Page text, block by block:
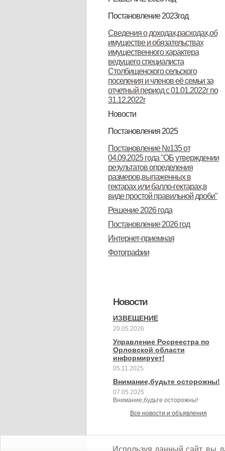
Решение "О бюджете
поселения Дмитровского района
Орловской области на 2023 год и
плановый период 2024 и 2025
годов"
Постановление 2023год
несанкционированного
неконтролируемого проведения
палов сухой травы на территории
Столбищенского сельского
поселения"
Сведения о доходах,расходах,об
имуществе и обязательствах
имущественного характера
ведущего специалиста
Столбищенского сельского
поселения и членов её семьи за
отчетный период с 01.01.2022г по
31.12.2022г
Новости
Извещение о завершении ГКО
Остановим палы сухой травы
Постановления 2025
Постановление №44 от 11.11.2024
Решение 2025 год
Постановление №135 от
04.09.2025 года "ОБ утверждении
результатов определения
размеров,выпаженных в
гектарах или балло-гектарах,в
виде простой правильной дроби"
Решение 2026 года
Постановление 2026 год
Интернет-приемная
Фотографии
Новости
ИЗВЕЩЕНИЕ
20.05.2026
Управление Росреестра по
Орловской области
информирует!
05.11.2025
Внимание,будьте осторожны!
07.05.2025
Внимание,будьте осторожны!
Все новости и объявления
Используя данный сайт, вы